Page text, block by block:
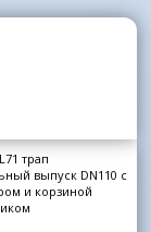
трап
выпуск DN110 с
и корзиной